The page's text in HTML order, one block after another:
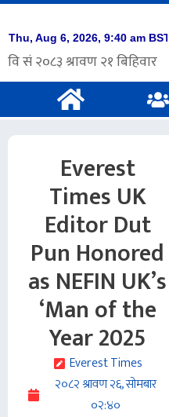
Everest
Times UK
Editor Dut
Pun Honored
as NEFIN UK’s
‘Man of the
Year 2025
Everest Times
२०८२ श्रावण २६, सोमबार
०२:४०